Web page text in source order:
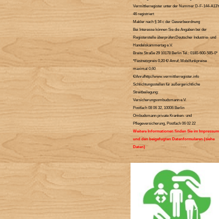
Vermittlerregister unter der Nummer D-F-144-
46 registriert
Makler nach § 34 c der Gewerbeordnung
Bei Interesse können Sie die Angaben bei der
Registerstelle überprüfen:Deutscher Industrie- und
Handelskammertag e.V.
Breite Straße 29 10178 Berlin Tel.: 0180-600-585-0*
*Festnetzpreis 0,20 €/ Anruf; Mobilfunkpreise
maximal 0,60
€/Anrufhttp://www.vermittlerregister.info
Schlichtungsstellen für außergerichtliche
Streitbeilegung:
Versicherungsombudsmann e.V.
Postfach 08 06 32, 10006 Berlin
Ombudsmann private Kranken- und
Pflegeversicherung, Postfach 06 02 22
Weitere Informationen finden Sie im Impressum
und den beigefugten Datenformularen (siehe
Daten)